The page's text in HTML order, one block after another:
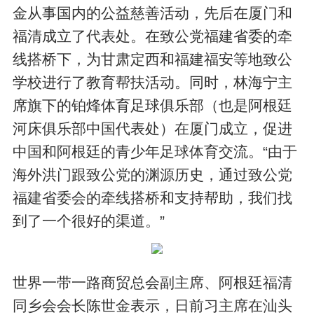
金从事国内的公益慈善活动，先后在厦门和
福清成立了代表处。在致公党福建省委的牵
线搭桥下，为甘肃定西和福建福安等地致公
学校进行了教育帮扶活动。同时，林海宁主
席旗下的铂烽体育足球俱乐部（也是阿根廷
河床俱乐部中国代表处）在厦门成立，促进
中国和阿根廷的青少年足球体育交流。“由于
海外洪门跟致公党的渊源历史，通过致公党
福建省委会的牵线搭桥和支持帮助，我们找
到了一个很好的渠道。”
世界一带一路商贸总会副主席、阿根廷福清
同乡会会长陈世金表示，日前习主席在汕头